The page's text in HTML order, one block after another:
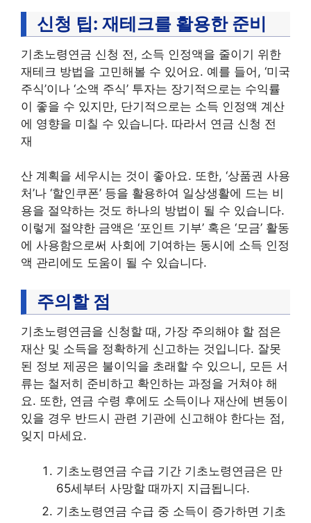
신청 팁: 재테크를 활용한 준비
기초노령연금 신청 전, 소득 인정액을 줄이기 위한
재테크 방법을 고민해볼 수 있어요. 예를 들어, ‘미국
주식’이나 ‘소액 주식’ 투자는 장기적으로는 수익률
이 좋을 수 있지만, 단기적으로는 소득 인정액 계산
에 영향을 미칠 수 있습니다. 따라서 연금 신청 전
재
산 계획을 세우시는 것이 좋아요. 또한, ‘상품권 사용
처’나 ‘할인쿠폰’ 등을 활용하여 일상생활에 드는 비
용을 절약하는 것도 하나의 방법이 될 수 있습니다.
이렇게 절약한 금액은 ‘포인트 기부’ 혹은 ‘모금’ 활동
에 사용함으로써 사회에 기여하는 동시에 소득 인정
액 관리에도 도움이 될 수 있습니다.
주의할 점
기초노령연금을 신청할 때, 가장 주의해야 할 점은
재산 및 소득을 정확하게 신고하는 것입니다. 잘못
된 정보 제공은 불이익을 초래할 수 있으니, 모든 서
류는 철저히 준비하고 확인하는 과정을 거쳐야 해
요. 또한, 연금 수령 후에도 소득이나 재산에 변동이
있을 경우 반드시 관련 기관에 신고해야 한다는 점,
잊지 마세요.
기초노령연금 수급 기간 기초노령연금은 만
65세부터 사망할 때까지 지급됩니다.
기초노령연금 수급 중 소득이 증가하면 기초